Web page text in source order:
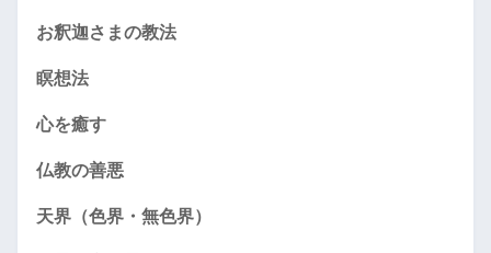
お釈迦さまの教法
瞑想法
心を癒す
仏教の善悪
天界（色界・無色界）